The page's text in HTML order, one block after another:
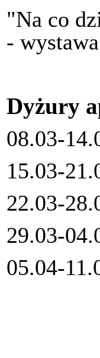
"Na co
-
Dyżury
08.03-
15.03-
22.03-
29.03-
05.04-